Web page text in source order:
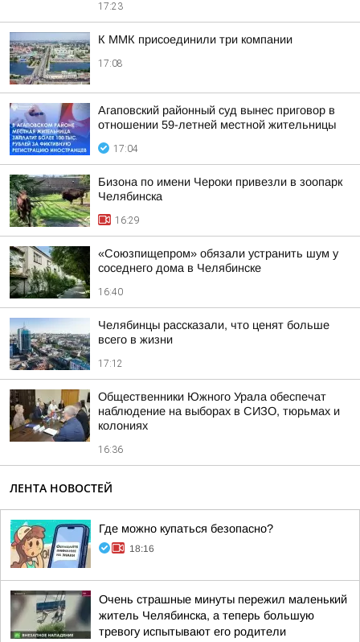
17:23
К ММК присоединили три компании
17:08
Агаповский районный суд вынес приговор в
отношении 59-летней местной жительницы
17:04
Бизона по имени Чероки привезли в зоопарк
Челябинска
16:29
«Союзпищепром» обязали устранить шум у
соседнего дома в Челябинске
16:40
Челябинцы рассказали, что ценят больше
всего в жизни
17:12
Общественники Южного Урала обеспечат
наблюдение на выборах в СИЗО, тюрьмах и
колониях
16:36
ЛЕНТА НОВОСТЕЙ
Где можно купаться безопасно?
18:16
Очень страшные минуты пережил маленький
житель Челябинска, а теперь большую
тревогу испытывают его родители